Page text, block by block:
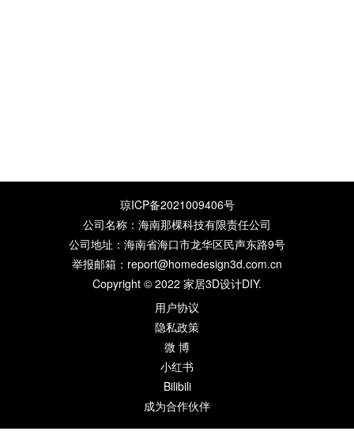
琼ICP备2021009406号
公司名称：海南那棵科技有限责任公司
公司地址：海南省海口市龙华区民声东路9号
举报邮箱：report@homedesign3d.com.cn
Copyright © 2022 家居3D设计DIY.
用户协议
隐私政策
微 博
小红书
Bilibili
成为合作伙伴